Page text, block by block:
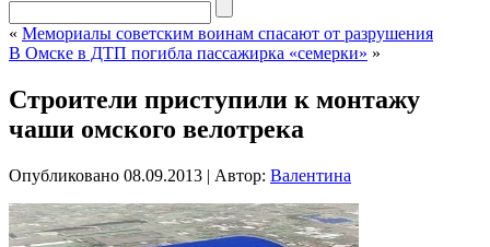
« Мемориалы советским воинам спасают от разрушения
В Омске в ДТП погибла пассажирка «семерки» »
Строители приступили к монтажу
чаши омского велотрека
Опубликовано 08.09.2013 | Автор: Валентина